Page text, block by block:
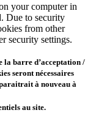
your computer in
Due to security
from other
security settings.
la barre d’acceptation /
seront nécessaires
à nouveau à
au site.